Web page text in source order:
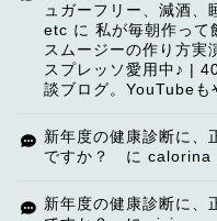
ュガーフリー、減酒、
etc に 私が毎朝作って
スムージーの作り方
スプレッソ愛用中♪ |
談ブログ。YouTubeも
新年度の健康診断に、
ですか？
に calorina
新年度の健康診断に、